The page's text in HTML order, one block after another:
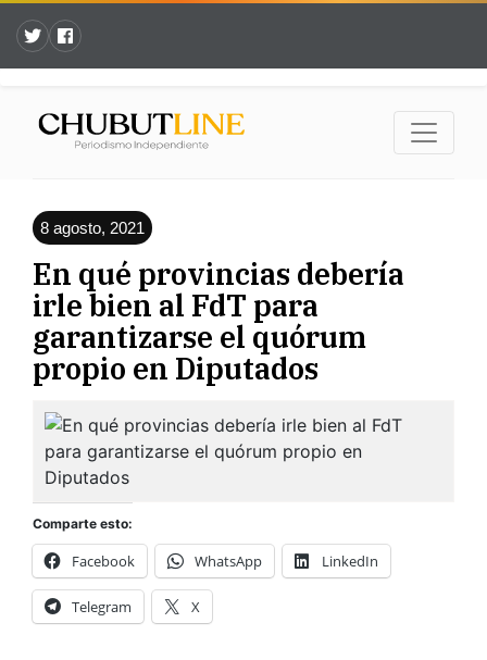
8 agosto, 2021
En qué provincias debería
irle bien al FdT para
garantizarse el quórum
propio en Diputados
Comparte esto:
Facebook WhatsApp LinkedIn
Telegram X